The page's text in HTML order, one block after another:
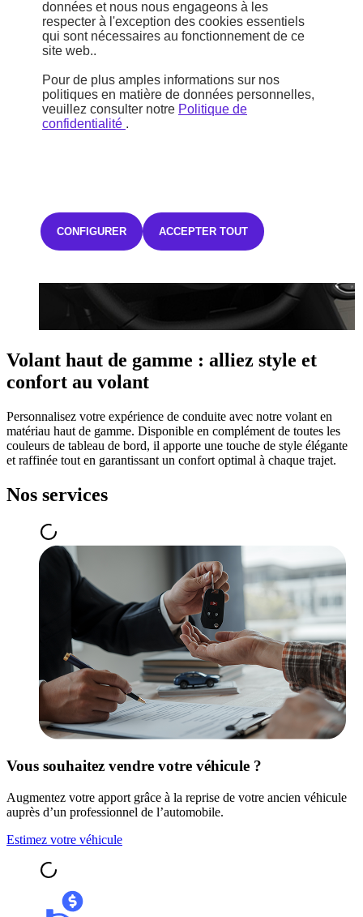
Un son parfait pour un voyage parfait
Écoutez votre musique préférée sur la radio Uconnect de 10'' avec
de téléphone mobile sans fil.
Volant haut de gamme : alliez style et
confort au volant
Personnalisez votre expérience de conduite avec notre volant en
matériau haut de gamme. Disponible en complément de toutes les
couleurs de tableau de bord, il apporte une touche de style élégante
et raffinée tout en garantissant un confort optimal à chaque trajet.
Nos services
Vous souhaitez vendre votre véhicule ?
Augmentez votre apport grâce à la reprise de votre ancien véhicule
auprès d’un professionnel de l’automobile.
Estimez votre véhicule
données et nous nous engageons à les
respecter à l'exception des cookies essentiels
qui sont nécessaires au fonctionnement de ce
site web..
Pour de plus amples informations sur nos
politiques en matière de données personnelles,
veuillez consulter notre Politique de
confidentialité .
CONFIGURER ACCEPTER TOUT